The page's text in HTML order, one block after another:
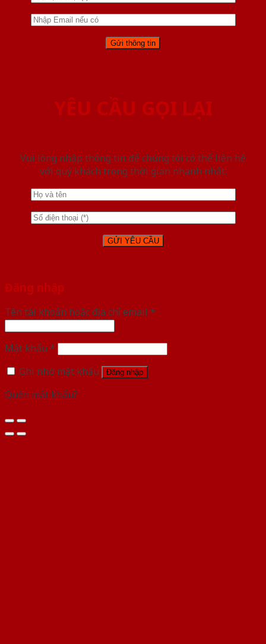
YÊU CẦU GỌI LẠI
Vui lòng nhập thông tin để chúng tôi có thể liên hệ
với quý khách trong thời gian nhanh nhất.
Đăng nhập
Tên tài khoản hoặc địa chỉ email *
Mật khẩu *
Ghi nhớ mật khẩu
Đăng nhập
Quên mật khẩu?